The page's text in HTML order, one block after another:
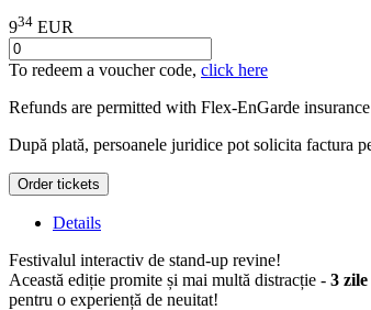
934 EUR
To redeem a voucher code, click here
Refunds are permitted with Flex-EnGarde insurance
După plată, persoanele juridice pot solicita factura
Order tickets
Details
Festivalul interactiv de stand-up revine!
Această ediție promite și mai multă distracție - 3
pentru o experiență de neuitat!